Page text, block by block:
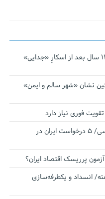
نجات‌دهنده‌ همچنان در آیینه است/ ۱۴ سال بعد از اسکارِ «جدایی»
نشان «شهر سالم و ایمن»
فوری نیاز دارد
اقتدار ناوگروه ۱۰۳ در مأموریت‌ اقیانوسی/ ۵ درخواست ایران در
پرریسک اقتصاد ایران؟
انسداد و یکطرفه‌سازی